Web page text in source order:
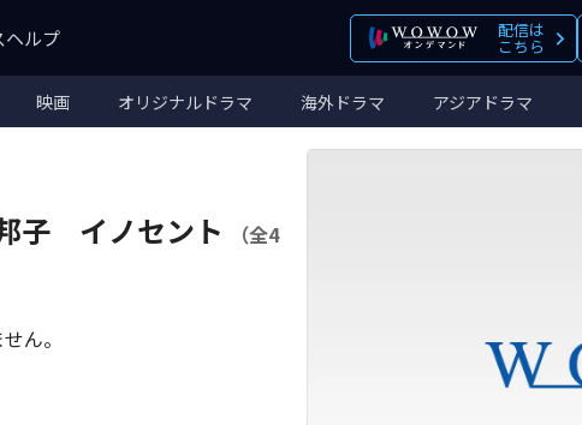
ヘルプ 配信は
こちら
映画 オリジナルドラマ 海外ドラマ アジアドラマ
子 イノセント
（全4
ん。